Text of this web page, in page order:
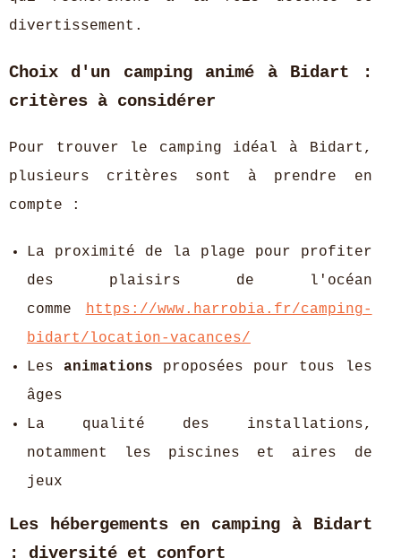
divertissement.
Choix d'un camping animé à Bidart :
critères à considérer
Pour trouver le camping idéal à Bidart,
plusieurs critères sont à prendre en
compte :
La proximité de la plage pour profiter
des plaisirs de l'océan
comme
https://www.harrobia.fr/camping-
bidart/location-vacances/
Lesanimations proposées pour tous les
âges
La qualité des installations,
notamment les piscines et aires de
jeux
Les hébergements en camping à Bidart
: diversité et confort